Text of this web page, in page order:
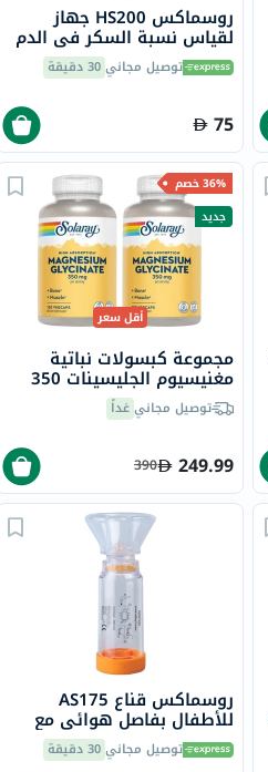
روسماكس HS200 جهاز
لقياس نسبة السكر في الدم
مع شرائط للتحكم في مرض
السكريتوصيل مجاني30 دقيقة
75
36% خصم
جديد
أقل سعر
مجموعة كبسولات نباتية
مغنيسيوم الجليسينات 350
كبسولة
توصيل مجانيغداً
249.99
390
روسماكس قناع AS175
للأطفال بفاصل هوائي مع
حجرة تثبيت بصمام
توصيل مجاني30 دقيقة